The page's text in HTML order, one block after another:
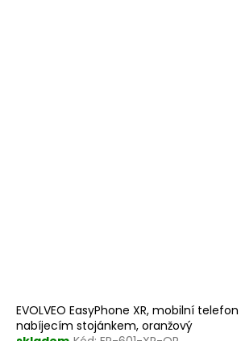
EVOLVEO EasyPhone XR, mobilní
nabíjecím stojánkem, oranžový